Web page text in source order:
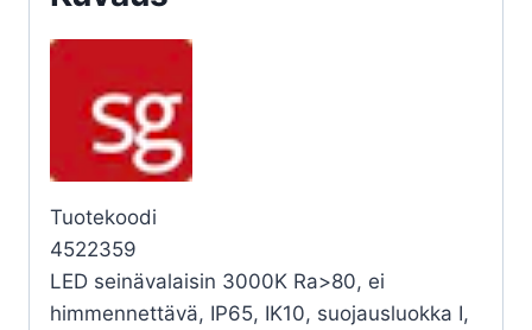
HKGR
Tuotekoodi
4522359
LED seinävalaisin 3000K Ra>80, ei
himmennettävä, IP65, IK10, suojausluokka I,